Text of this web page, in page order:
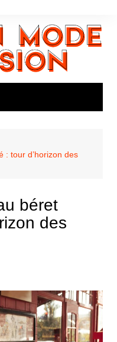
: tour d’horizon des
béret
des